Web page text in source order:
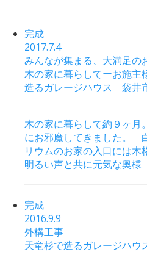
完成
2017.7.4
みんなが集まる、大満足の
木の家に暮らしてーお施主
造るガレージハウス 袋井
木の家に暮らして約９ヶ月
にお邪魔してきました。
リウムのお家の入口には木
明るい声と共に元気な奥様
完成
2016.9.9
外構工事
天竜杉で造るガレージハ